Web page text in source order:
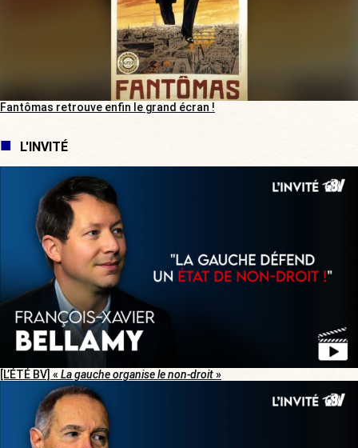
Fantômas retrouve enfin le grand écran !
L'INVITÉ
[L’ÉTÉ BV] « La gauche organise le non-droit»